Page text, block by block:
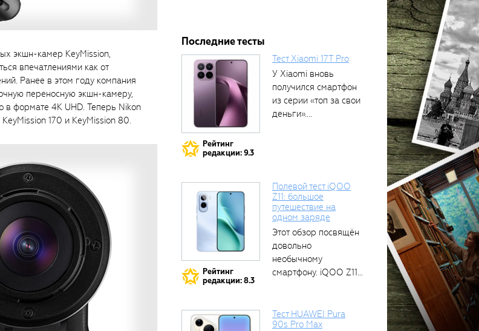
экшн-камер KeyMission,
впечатлениями как от
Ранее в этом году компания
переносную экшн-камеру,
в формате 4K UHD. Теперь Nikon
170 и KeyMission 80.
Последние тесты
Рейтинг
редакции: 9.3
Тест Xiaomi 17T Pro
У Xiaomi вновь
получился смартфон
из серии «топ за свои
деньги»....
Рейтинг
редакции: 8.3
Полевой тест iQOO
Z11: большое
путешествие на
одном заряде
Этот обзор посвящён
довольно
необычному
смартфону. iQOO Z11
Тест HUAWEI Pura
90s Pro Max